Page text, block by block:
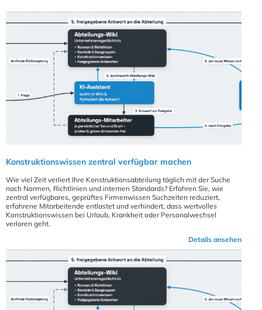
Konstruktionswissen zentral verfügbar machen
Wie viel Zeit verliert Ihre Konstruktionsabteilung täglich mit der Suche
nach Normen, Richtlinien und internen Standards? Erfahren Sie, wie
zentral verfügbares, geprüftes Firmenwissen Suchzeiten reduziert,
erfahrene Mitarbeitende entlastet und verhindert, dass wertvolles
Konstruktionswissen bei Urlaub, Krankheit oder Personalwechsel
verloren geht.
Details ansehen